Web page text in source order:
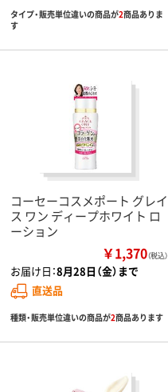
タイプ・販売単位違いの商品が2商品ありま
す
コーセーコスメポート グレイ
ス ワン ディープホワイト ロ
ーション
￥1,370（税込）
お届け日：8月28日（金）まで
直送品
種類・販売単位違いの商品が2商品あります